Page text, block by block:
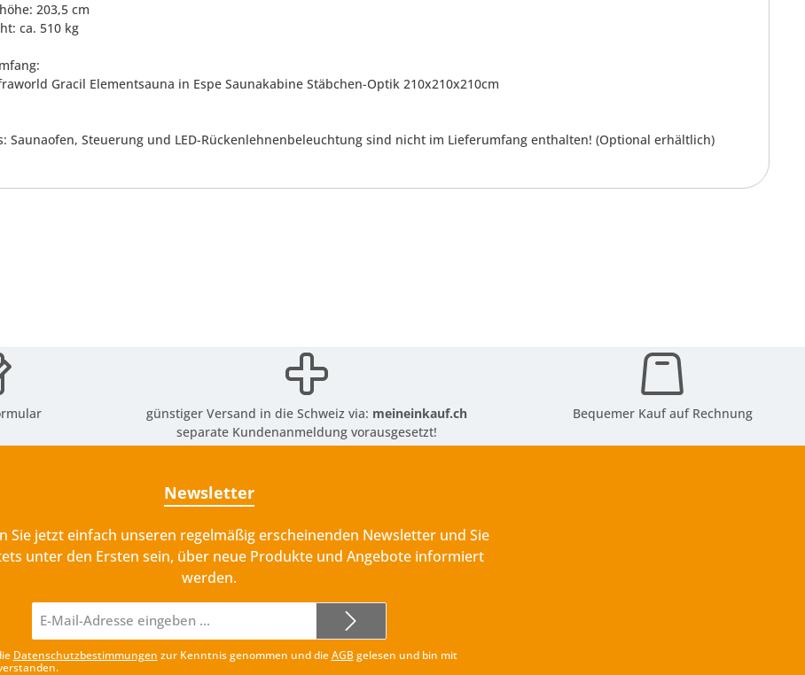
203,5 cm
ca. 510 kg
Gracil Elementsauna in Espe Saunakabine Stäbchen-Optik 210x210x210cm
Saunaofen, Steuerung und LED-Rückenlehnenbeleuchtung sind nicht im Lieferumfang enthalten! (Optional erhältlich)
günstiger Versand in die Schweiz via: meineinkauf.ch
separate Kundenanmeldung vorausgesetzt!
Bequemer Kauf auf Rechnung
Newsletter
Sie jetzt einfach unseren regelmäßig erscheinenden Newsletter und Sie
unter den Ersten sein, über neue Produkte und Angebote informiert
werden.
Mail-
Adresse*
Datenschutzbestimmungen zur Kenntnis genommen und dieAGBgelesen und bin mit